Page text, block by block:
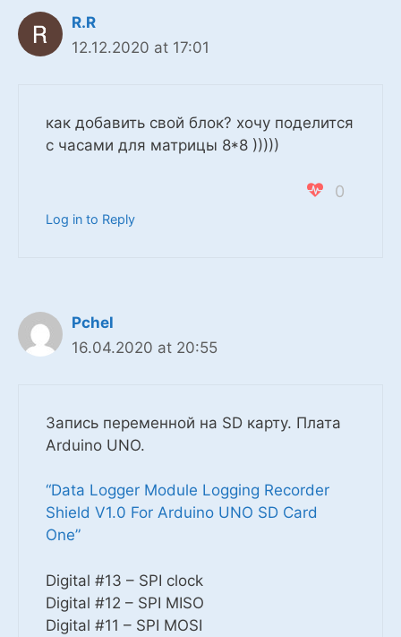
R.R
12.12.2020 at 17:01
как добавить свой блок? хочу поделится
с часами для матрицы 8*8 )))))
0
Log in to Reply
Pchel
16.04.2020 at 20:55
Запись переменной на SD карту. Плата
Arduino UNO.
“Data Logger Module Logging Recorder
Shield V1.0 For Arduino UNO SD Card
One”
Digital #13 – SPI clock
Digital #12 – SPI MISO
Digital #11 – SPI MOSI